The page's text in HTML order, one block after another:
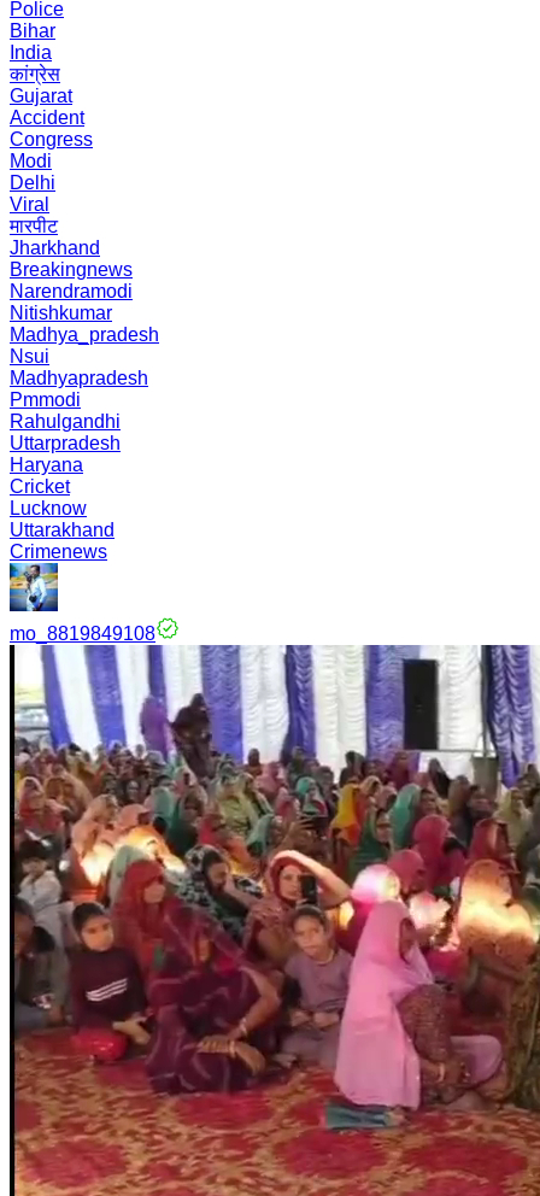
Police
Bihar
India
कांग्रेस
Gujarat
Accident
Congress
Modi
Delhi
Viral
मारपीट
Jharkhand
Breakingnews
Narendramodi
Nitishkumar
Madhya_pradesh
Nsui
Madhyapradesh
Pmmodi
Rahulgandhi
Uttarpradesh
Haryana
Cricket
Lucknow
Uttarakhand
Crimenews
mo_8819849108